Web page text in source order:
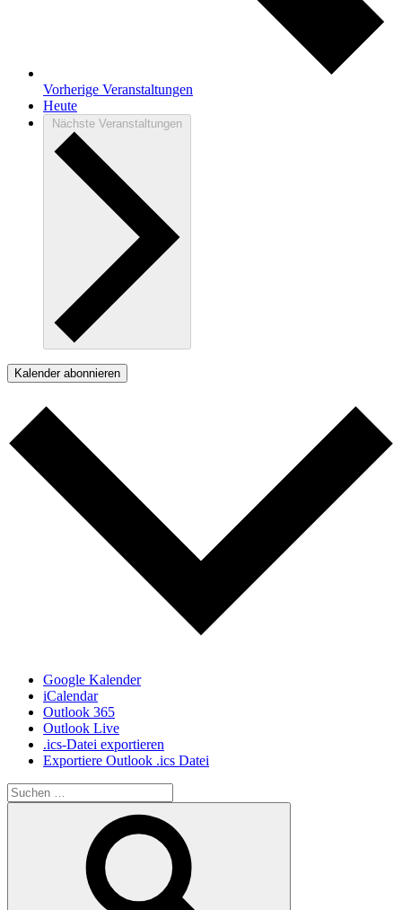
Vorherige Veranstaltungen
Heute
Nächste Veranstaltungen
Kalender abonnieren
Google Kalender
iCalendar
Outlook 365
Outlook Live
.ics-Datei exportieren
Exportiere Outlook .ics Datei
Suche
nach: